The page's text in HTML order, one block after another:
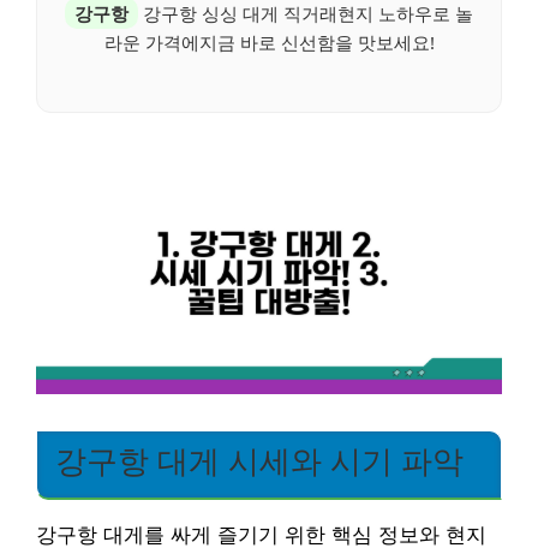
강구항
강구항 싱싱 대게 직거래현지 노하우로 놀
라운 가격에지금 바로 신선함을 맛보세요!
강구항 대게 시세와 시기 파악
강구항 대게를 싸게 즐기기 위한 핵심 정보와 현지